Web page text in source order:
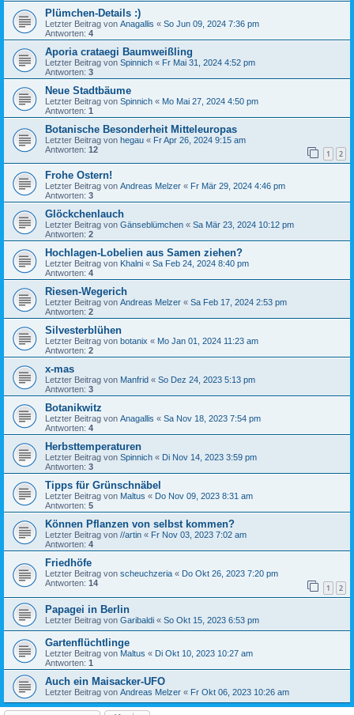
Plümchen-Details :)
Letzter Beitrag von Anagallis « So Jun 09, 2024 7:36 pm
Antworten: 4
Aporia crataegi Baumweißling
Letzter Beitrag von Spinnich « Fr Mai 31, 2024 4:52 pm
Antworten: 3
Neue Stadtbäume
Letzter Beitrag von Spinnich « Mo Mai 27, 2024 4:50 pm
Antworten: 1
Botanische Besonderheit Mitteleuropas
Letzter Beitrag von hegau « Fr Apr 26, 2024 9:15 am
Antworten: 12 1 2
Frohe Ostern!
Letzter Beitrag von Andreas Melzer « Fr Mär 29, 2024 4:46 pm
Antworten: 3
Glöckchenlauch
Letzter Beitrag von Gänseblümchen « Sa Mär 23, 2024 10:12 pm
Antworten: 2
Hochlagen-Lobelien aus Samen ziehen?
Letzter Beitrag von Khalni « Sa Feb 24, 2024 8:40 pm
Antworten: 4
Riesen-Wegerich
Letzter Beitrag von Andreas Melzer « Sa Feb 17, 2024 2:53 pm
Antworten: 2
Silvesterblühen
Letzter Beitrag von botanix « Mo Jan 01, 2024 11:23 am
Antworten: 2
x-mas
Letzter Beitrag von Manfrid « So Dez 24, 2023 5:13 pm
Antworten: 3
Botanikwitz
Letzter Beitrag von Anagallis « Sa Nov 18, 2023 7:54 pm
Antworten: 4
Herbsttemperaturen
Letzter Beitrag von Spinnich « Di Nov 14, 2023 3:59 pm
Antworten: 3
Tipps für Grünschnäbel
Letzter Beitrag von Maltus « Do Nov 09, 2023 8:31 am
Antworten: 5
Können Pflanzen von selbst kommen?
Letzter Beitrag von //artin « Fr Nov 03, 2023 7:02 am
Antworten: 4
Friedhöfe
Letzter Beitrag von scheuchzeria « Do Okt 26, 2023 7:20 pm
Antworten: 14 1 2
Papagei in Berlin
Letzter Beitrag von Garibaldi « So Okt 15, 2023 6:53 pm
Gartenflüchtlinge
Letzter Beitrag von Maltus « Di Okt 10, 2023 10:27 am
Antworten: 1
Auch ein Maisacker-UFO
Letzter Beitrag von Andreas Melzer « Fr Okt 06, 2023 10:26 am